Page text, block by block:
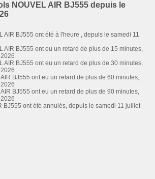
NOUVEL AIR BJ555 depuis le
AIR BJ555 ont été à l'heure , depuis le samedi 11
AIR BJ555 ont eu un retard de plus de 15 minutes,
AIR BJ555 ont eu un retard de plus de 30 minutes,
BJ555 ont eu un retard de plus de 60 minutes,
BJ555 ont eu un retard de plus de 90 minutes,
BJ555 ont été annulés, depuis le samedi 11 juillet